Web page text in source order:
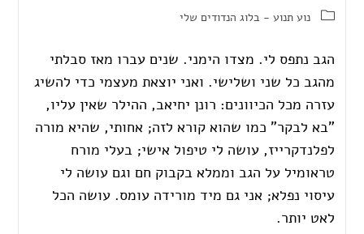
נוע תנוע - בלוג הנדודים שלי
הגב נתפס לי. מצדו הימני. שנים עברו מאז סבלתי
מהגב כל שני ושלישי. ואני יוצאת מעצמי כדי להשיג
עזרה מכל הכיוונים: רונן יחיאב, ההילר שאין עליו,
"בא לבקר" כמו שהוא קורא לזה; אחותי, שהיא מורה
לפלנדקרייז, עושה לי טיפול אישי; בעלי מורח
טראומיל על הגב וממלא בקבוק חם וגם עושה לי
עיסוי נפלא; אני גם מיד מורידה עומס. עושה הכל
לאט יותר.